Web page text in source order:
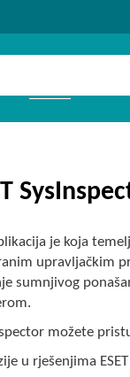
je koja
upravljačkim
sumnjivog
možete
u rješenjima